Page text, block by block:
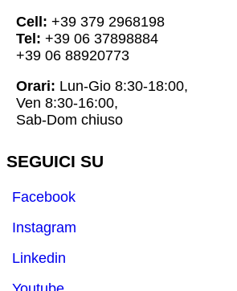
Cell: +39 379 2968198
Tel: +39 06 37898884
+39 06 88920773
Orari: Lun-Gio 8:30-18:00,
Ven 8:30-16:00,
Sab-Dom chiuso
SEGUICI SU
Facebook
Instagram
Linkedin